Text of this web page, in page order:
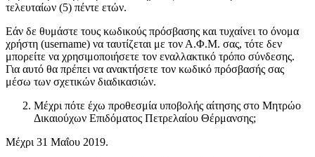
τελευταίων (5) πέντε ετών.
Εάν δε θυμάστε τους κωδικούς πρόσβασης και τυχαίνει το όνομα
χρήστη (username) να ταυτίζεται με τον Α.Φ.Μ. σας, τότε δεν
μπορείτε να χρησιμοποιήσετε τον εναλλακτικό τρόπο σύνδεσης.
Για αυτό θα πρέπει να ανακτήσετε τον κωδικό πρόσβασής σας
μέσω των σχετικών διαδικασιών.
Μέχρι πότε έχω προθεσμία υποβολής αίτησης στο Μητρώο
Δικαιούχων Επιδόματος Πετρελαίου Θέρμανσης;
Μέχρι 31 Μαΐου 2019.